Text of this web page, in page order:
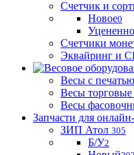
Счетчик и
Новое0
Счетчики
Эквайринг и
Весы с
Весы торговые
Весы
Запчасти для
ЗИП Атол 305
Б/У2